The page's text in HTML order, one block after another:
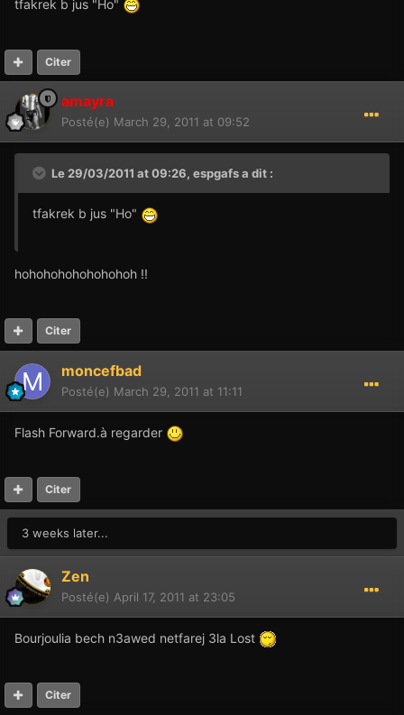
tfakrek b jus "Ho"
Citer
amayra
Posté(e) March 29, 2011 at 09:52
Le 29/03/2011 at 09:26, espgafs a dit :
tfakrek b jus "Ho"
hohohohohohohohoh !!
Citer
moncefbad
Posté(e) March 29, 2011 at 11:11
Flash Forward.à regarder
Citer
3 weeks later...
Zen
Posté(e) April 17, 2011 at 23:05
Bourjoulia bech n3awed netfarej 3la Lost
Citer